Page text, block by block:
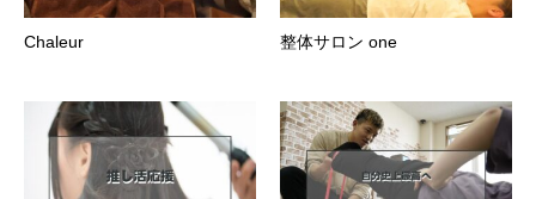
Chaleur 整体サロン one